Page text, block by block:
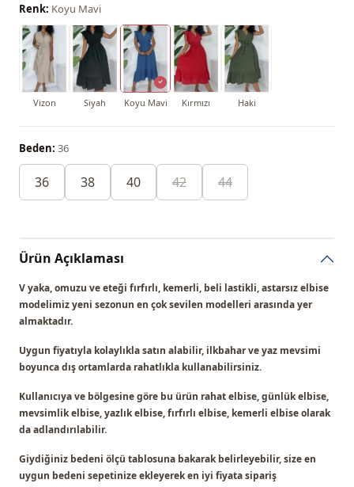
Renk: Koyu Mavi
Vizon Siyah Koyu Mavi Kırmızı Haki
Beden: 36
36 38 40 42 44
Ürün Açıklaması
V yaka, omuzu ve eteği fırfırlı, kemerli, beli lastikli, astarsız elbise
modelimizyeni sezonun en çok sevilen modelleri arasında yer
almaktadır.
Uygun fiyatıyla kolaylıkla satın alabilir, ilkbahar ve yaz mevsimi
boyunca dış ortamlarda rahatlıkla kullanabilirsiniz.
Kullanıcıya ve bölgesine göre bu ürün rahat elbise, günlük elbise,
mevsimlik elbise, yazlık elbise, fırfırlı elbise, kemerli elbiseolarak
da adlandırılabilir.
Giydiğiniz bedeni ölçü tablosuna bakarak belirleyebilir, size en
uygun bedeni sepetinize ekleyerek en iyi fiyata sipariş